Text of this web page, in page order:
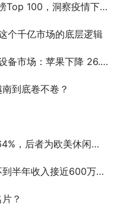
洞察疫情下的美国泛娱乐市场
个千亿市场的底层逻辑
26.7%，小米超过三星增长 36%
到底卷不卷？
者为欧美休闲游戏研发商
600万美金，投放形式很“中国”
？